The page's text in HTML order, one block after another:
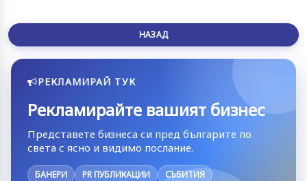
НАЗАД
РЕКЛАМИРАЙ ТУК
Рекламирайте вашият бизнес
Представете бизнеса си пред българите по
света с ясно и видимо послание.
БАНЕРИ PR ПУБЛИКАЦИИ СЪБИТИЯ